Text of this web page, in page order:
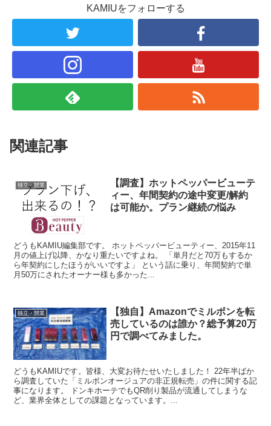
KAMIUをフォローする
関連記事
独立・開業
【調査】ホットペッパービューテ
ィー、年間契約の途中変更/解約
は可能か。プラン継続の悩み
どうもKAMIU編集部です。 ホットペッパービューティー、2015年11
月の値上げ以降、かなり重たいですよね。 「単月だと70万もするか
ら年契約にしたほうがいいですよ」 という話に乗り、年間契約で単
月50万にされたオーナー様も多かった...
独立・開業
【独自】Amazonでミルボンを転
売しているのは誰か？総予算20万
円で調べてみました。
どうもKAMIUです。皆様、大変お待たせいたしました！ 22年半ばか
ら調査していた「ミルボンオージュアの非正規転売」の件に関する記
事になります。 ドンキホーテでもQR削り製品が流通してしまうな
ど、業界全体としての課題となっています。...